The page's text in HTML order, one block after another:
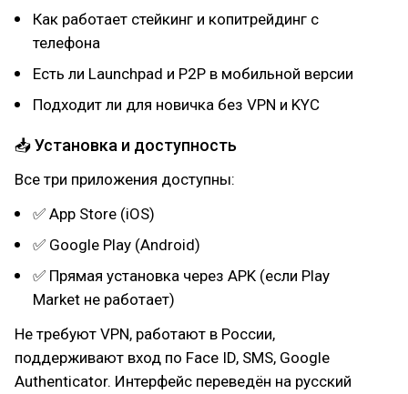
Как работает стейкинг и копитрейдинг с
телефона
Есть ли Launchpad и P2P в мобильной версии
Подходит ли для новичка без VPN и KYC
📥 Установка и доступность
Все три приложения доступны:
✅ App Store (iOS)
✅ Google Play (Android)
✅ Прямая установка через APK (если Play
Market не работает)
Не требуют VPN, работают в России,
поддерживают вход по Face ID, SMS, Google
Authenticator. Интерфейс переведён на русский